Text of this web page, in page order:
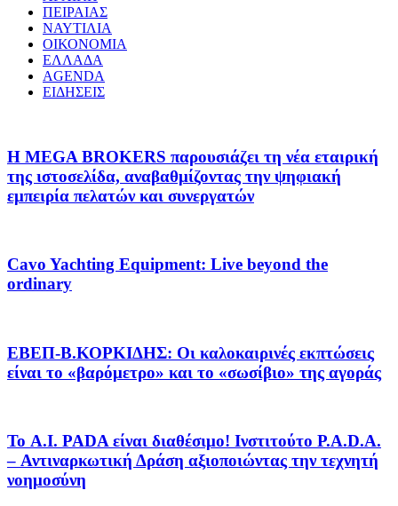
ΠΕΙΡΑΙΑΣ
ΝΑΥΤΙΛΙΑ
ΟΙΚΟΝΟΜΙΑ
ΕΛΛΑΔΑ
AGENDA
ΕΙΔΗΣΕΙΣ
Η MEGA BROKERS παρουσιάζει τη νέα εταιρική
της ιστοσελίδα, αναβαθμίζοντας την ψηφιακή
εμπειρία πελατών και συνεργατών
Cavo Yachting Equipment: Live beyond the
ordinary
EΒΕΠ-Β.ΚΟΡΚΙΔΗΣ: Οι καλοκαιρινές εκπτώσεις
είναι το «βαρόμετρο» και το «σωσίβιο» της αγοράς
Το A.I. PADA είναι διαθέσιμο! Ινστιτούτο P.A.D.A.
– Αντιναρκωτική Δράση αξιοποιώντας την τεχνητή
νοημοσύνη